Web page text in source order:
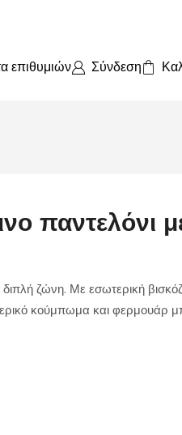
επιθυμιών Σύνδεση
παντελόνι
ζώνη. Με εσωτερική
κούμπωμα και φερμουάρ